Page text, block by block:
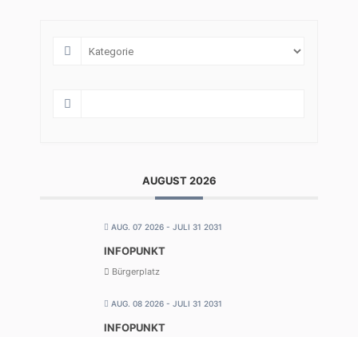
AUGUST 2026
AUG. 07 2026 - JULI 31 2031
INFOPUNKT
Bürgerplatz
AUG. 08 2026 - JULI 31 2031
INFOPUNKT